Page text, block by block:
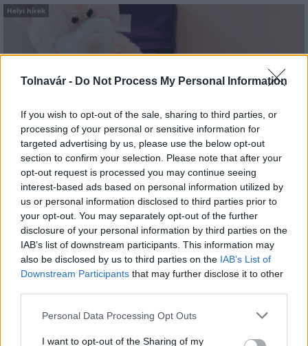
Tolnavár - Do Not Process My Personal Information
If you wish to opt-out of the sale, sharing to third parties, or
processing of your personal or sensitive information for
targeted advertising by us, please use the below opt-out
section to confirm your selection. Please note that after your
opt-out request is processed you may continue seeing
interest-based ads based on personal information utilized by
us or personal information disclosed to third parties prior to
your opt-out. You may separately opt-out of the further
disclosure of your personal information by third parties on the
IAB’s list of downstream participants. This information may
also be disclosed by us to third parties on the IAB’s List of
Downstream Participants that may further disclose it to other
Please note that this website/app uses one or more Google
not limited to your visit or usage behaviour. You may click to
Personal Data Processing Opt Outs
I want to opt-out of the Sharing of my
Helyi hírek
Idén is PajTáska, egy táskányi segítség a paksi
iskolakezdéshez
MAGYAR ÉPÍTŐK